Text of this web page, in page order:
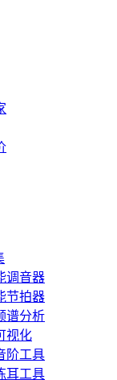
调音器
节拍器
谱分析
视化
阶工具
耳工具